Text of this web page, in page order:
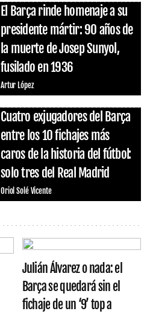
El Barça rinde homenaje a su
presidente mártir: 90 años de
la muerte de Josep Sunyol,
fusilado en 1936
Artur López
Cuatro exjugadores del Barça
entre los 10 fichajes más
caros de la historia del fútbol:
solo tres del Real Madrid
Oriol Solé Vicente
Julián Álvarez o nada: el
Barça se quedará sin el
fichaje de un ‘9’ top a